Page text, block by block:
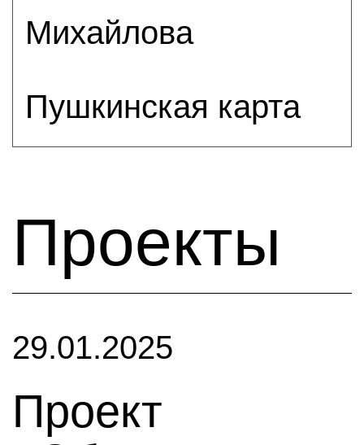
Михайлова
Пушкинская карта
Проекты
29.01.2025
Проект